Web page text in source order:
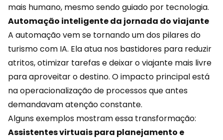
mais humano, mesmo sendo guiado por tecnologia.
Automação inteligente da jornada do viajante
A automação vem se tornando um dos pilares do
turismo com IA. Ela atua nos bastidores para reduzir
atritos, otimizar tarefas e deixar o viajante mais livre
para aproveitar o destino. O impacto principal está
na operacionalização de processos que antes
demandavam atenção constante.
Alguns exemplos mostram essa transformação:
Assistentes virtuaispara planejamento e